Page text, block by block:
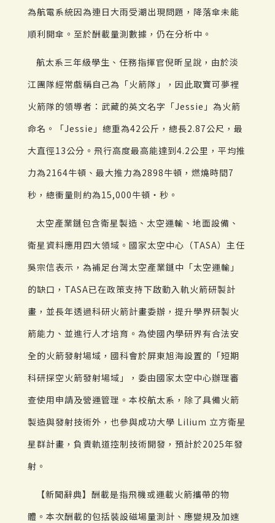
為航電系統因為連日大雨受潮出現問題，降落傘未能
順利開傘。至於酬載量測數據，仍在分析中。
航太系三年級學生、任務指揮官倪昕呈說，由於淡
江團隊經常戲稱自己為「火箭隊」，因此取寶可夢裡
火箭隊的領導者：武藏的英文名字「Jessie」為火箭
命名。「Jessie」總重為42公斤，總長2.87公尺，最
大直徑13公分。飛行高度最高能達到4.2公里，平均推
力為2164牛頓、最大推力為2898牛頓，燃燒時間7
秒，總衝量則約為15,000牛頓‧秒。
太空產業鏈包含衛星製造、太空運輸、地面設備、
衛星資料應用四大領域。國家太空中心（TASA）主任
吳宗信表示，為補足台灣太空產業鏈中「太空運輸」
的缺口，TASA已在政策支持下啟動入軌火箭研製計
畫，並長年透過科研火箭計畫委辦，提升學界研製火
箭能力、並進行人才培育。為使國內學研界有合法安
全的火箭發射場域，國科會於屏東旭海設置的「短期
科研探空火箭發射場域」，委由國家太空中心辦理審
查使用申請及營運管理。本校航太系，除了具備火箭
製造與發射技術外，也參與成功大學 Lilium 立方衛星
星群計畫，負責軌道控制技術開發，預計於2025年發
射。
【新聞辭典】酬載是指飛機或運載火箭攜帶的物
體。本次酬載的包括裝設磁場量測計、應變規及加速